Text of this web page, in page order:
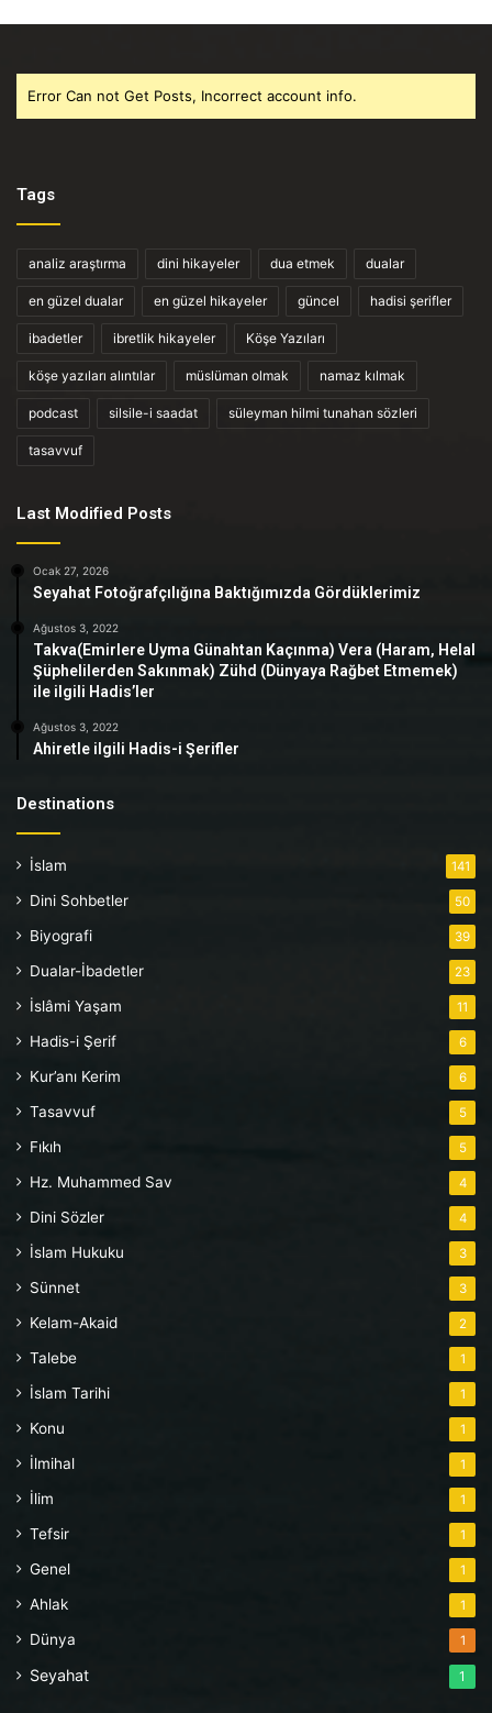
Error Can not Get Posts, Incorrect account info.
Tags
analiz araştırma dini hikayeler dua etmek dualar
en güzel dualar en güzel hikayeler güncel hadisi şerifler
ibadetler ibretlik hikayeler Köşe Yazıları
köşe yazıları alıntılar müslüman olmak namaz kılmak
podcast silsile-i saadat süleyman hilmi tunahan sözleri
tasavvuf
Last Modified Posts
Ocak 27, 2026
Seyahat Fotoğrafçılığına Baktığımızda Gördüklerimiz
Ağustos 3, 2022
Takva(Emirlere Uyma Günahtan Kaçınma) Vera (Haram, Helal
Şüphelilerden Sakınmak) Zühd (Dünyaya Rağbet Etmemek)
ile ilgili Hadis’ler
Ağustos 3, 2022
Ahiretle ilgili Hadis-i Şerifler
Destinations
İslam 141
Dini Sohbetler 50
Biyografi 39
Dualar-İbadetler 23
İslâmi Yaşam 11
Hadis-i Şerif 6
Kur’anı Kerim 6
Tasavvuf 5
Fıkıh 5
Hz. Muhammed Sav 4
Dini Sözler 4
İslam Hukuku 3
Sünnet 3
Kelam-Akaid 2
Talebe 1
İslam Tarihi 1
Konu 1
İlmihal 1
İlim 1
Tefsir 1
Genel 1
Ahlak 1
Dünya 1
Seyahat 1